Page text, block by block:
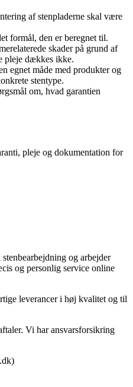
af stenpladerne skal være
formål, den er beregnet til.
skader på grund af
pleje dækkes ikke.
egnet måde med produkter og
stentype.
om, hvad garantien
pleje og dokumentation for
og arbejder
og personlig service online
leverancer i høj kvalitet og til
Vi har ansvarsforsikring